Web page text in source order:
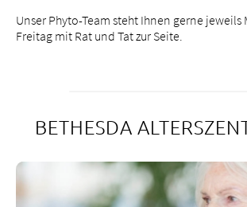
Unser Phyto-Team steht Ihnen gerne
Freitag mit Rat und Tat zur Seite.
BETHESDA